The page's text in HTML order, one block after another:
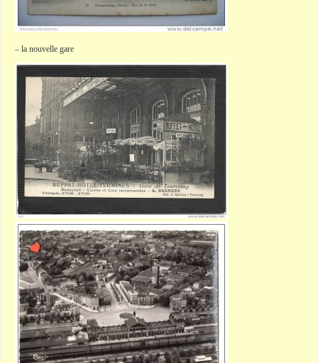
– la nouvelle gare